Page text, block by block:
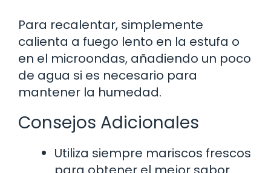
Para recalentar, simplemente
calienta a fuego lento en la estufa o
en el microondas, añadiendo un poco
de agua si es necesario para
mantener la humedad.
Consejos Adicionales
Utiliza siempre mariscos frescos